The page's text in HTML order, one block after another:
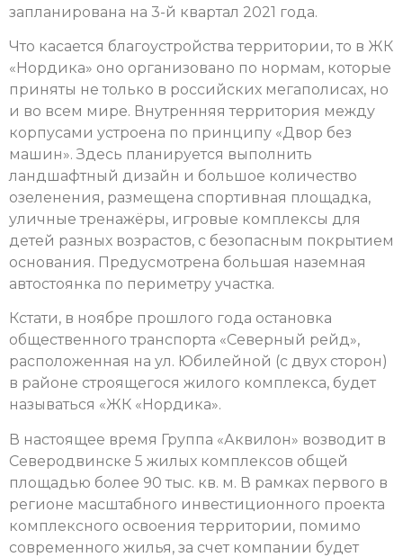
запланирована на 3-й квартал 2021 года.
Что касается благоустройства территории, то в ЖК
«Нордика» оно организовано по нормам, которые
приняты не только в российских мегаполисах, но
и во всем мире. Внутренняя территория между
корпусами устроена по принципу «Двор без
машин». Здесь планируется выполнить
ландшафтный дизайн и большое количество
озеленения, размещена спортивная площадка,
уличные тренажёры, игровые комплексы для
детей разных возрастов, с безопасным покрытием
основания. Предусмотрена большая наземная
автостоянка по периметру участка.
Кстати, в ноябре прошлого года остановка
общественного транспорта «Северный рейд»,
расположенная на ул. Юбилейной (с двух сторон)
в районе строящегося жилого комплекса, будет
называться «ЖК «Нордика».
В настоящее время Группа «Аквилон» возводит в
Северодвинске 5 жилых комплексов общей
площадью более 90 тыс. кв. м. В рамках первого в
регионе масштабного инвестиционного проекта
комплексного освоения территории, помимо
современного жилья, за счет компании будет